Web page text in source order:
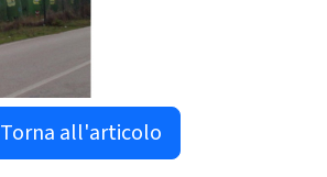
Torna all'articolo